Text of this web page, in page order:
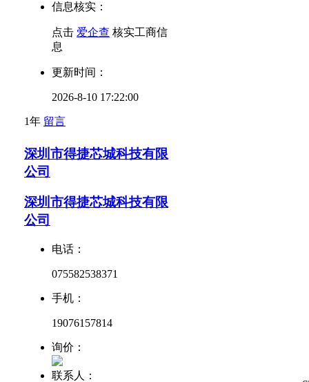
信息核实：
点击 爱企查 核实工商信
息
更新时间：
2026-8-10 17:22:00
1年 留言
深圳市得捷芯城科技有限
公司
深圳市得捷芯城科技有限
公司
电话：
075582538371
手机：
19076157814
询价：
联系人：